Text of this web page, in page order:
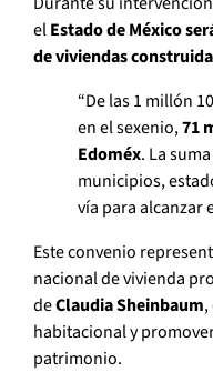
elEstado de México
de viviendas
“De las 1 millón
en el sexenio,71
Edoméx. La
municipios,
vía para alcanzar
Este convenio
nacional de vivienda
deClaudia Sheinbaum
habitacional y
patrimonio.